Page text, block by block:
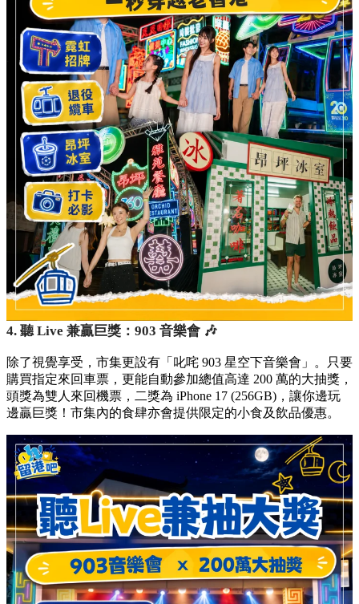
4. 聽 Live 兼贏巨獎：903 音樂會 🎶
除了視覺享受，市集更設有「叱咤 903 星空下音樂會」。只要
購買指定來回車票，更能自動參加總值高達 200 萬的大抽獎，
頭獎為雙人來回機票，二獎為 iPhone 17 (256GB)，讓你邊玩
邊贏巨獎！市集內的食肆亦會提供限定的小食及飲品優惠。